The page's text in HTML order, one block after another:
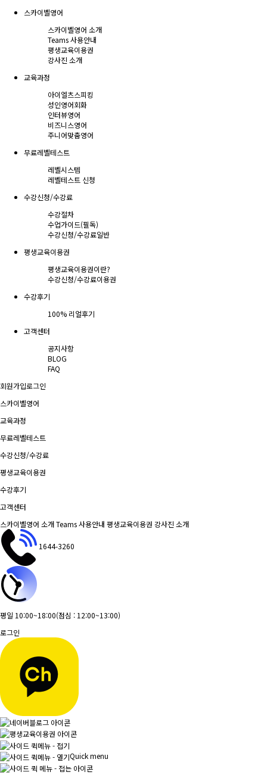
스카이벨영어
스카이벨영어 소개
Teams 사용안내
평생교육이용권
강사진 소개
교육과정
아이엘츠스피킹
성인영어회화
인터뷰영어
비즈니스영어
주니어맞춤영어
무료레벨테스트
레벨시스템
레벨테스트 신청
수강신청/수강료
수강절차
수업가이드(필독)
수강신청/수강료일반
평생교육이용권
평생교육이용권이란?
수강신청/수강료이용권
수강후기
100% 리얼후기
고객센터
공지사항
BLOG
FAQ
회원가입로그인
스카이벨영어
교육과정
무료레벨테스트
수강신청/수강료
평생교육이용권
수강후기
고객센터
스카이벨영어 소개Teams 사용안내 평생교육이용권 강사진 소개
1644-3260
평일 10:00~18:00(점심 : 12:00~13:00)
로그인
Quick menu